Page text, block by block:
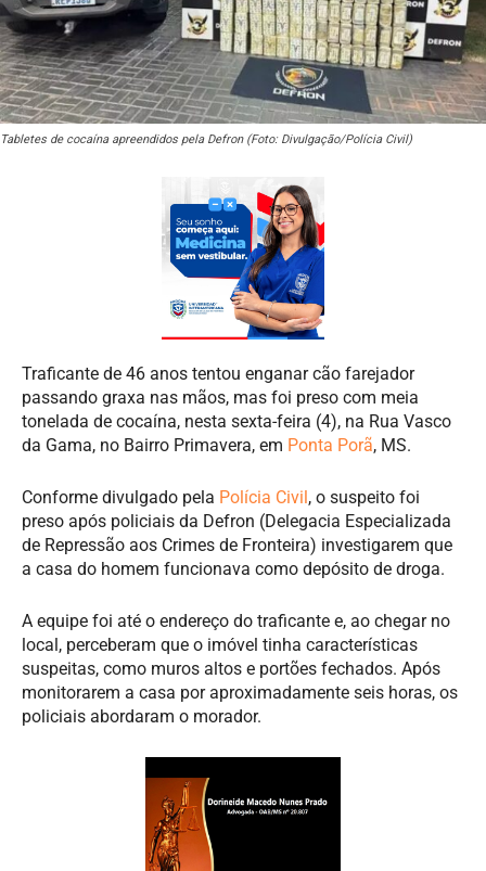
Tabletes de cocaína apreendidos pela Defron (Foto: Divulgação/Polícia Civil)
Traficante de 46 anos tentou enganar cão farejador
passando graxa nas mãos, mas foi preso com meia
tonelada de cocaína, nesta sexta-feira (4), na Rua Vasco
da Gama, no Bairro Primavera, em Ponta Porã, MS.
Conforme divulgado pela Polícia Civil , o suspeito foi
preso após policiais da Defron (Delegacia Especializada
de Repressão aos Crimes de Fronteira) investigarem que
a casa do homem funcionava como depósito de droga.
A equipe foi até o endereço do traficante e, ao chegar no
local, perceberam que o imóvel tinha características
suspeitas, como muros altos e portões fechados. Após
monitorarem a casa por aproximadamente seis horas, os
policiais abordaram o morador.